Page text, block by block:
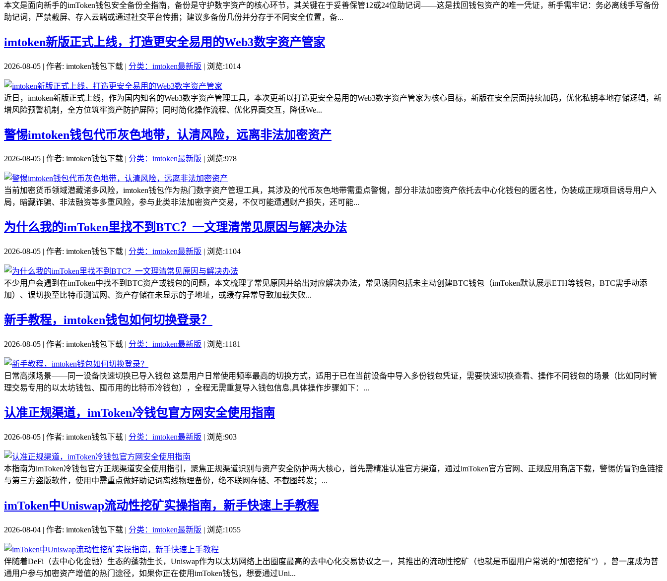
本文是面向新手的imToken钱包安全备份全指南，备份是守护数字资产的核心环节，其关键在于妥善保管12或24位助记词——这是找回钱包资产的唯一凭证，新手需牢记：务必离线手写备份
助记词，严禁截屏、存入云端或通过社交平台传播；建议多备份几份并分存于不同安全位置，备...
imtoken新版正式上线，打造更安全易用的Web3数字资产管家
2026-08-05 | 作者: imtoken钱包下载 | 分类：imtoken最新版 | 浏览:1014
近日，imtoken新版正式上线，作为国内知名的Web3数字资产管理工具，本次更新以打造更安全易用的Web3数字资产管家为核心目标，新版在安全层面持续加码，优化私钥本地存储逻辑，新
增风险预警机制，全方位筑牢资产防护屏障；同时简化操作流程、优化界面交互，降低We...
警惕imtoken钱包代币灰色地带，认清风险，远离非法加密资产
2026-08-05 | 作者: imtoken钱包下载 | 分类：imtoken最新版 | 浏览:978
当前加密货币领域潜藏诸多风险，imtoken钱包作为热门数字资产管理工具，其涉及的代币灰色地带需重点警惕，部分非法加密资产依托去中心化钱包的匿名性，伪装成正规项目诱导用户入
局，暗藏诈骗、非法融资等多重风险，参与此类非法加密资产交易，不仅可能遭遇财产损失，还可能...
为什么我的imToken里找不到BTC？一文理清常见原因与解决办法
2026-08-05 | 作者: imtoken钱包下载 | 分类：imtoken最新版 | 浏览:1104
不少用户会遇到在imToken中找不到BTC资产或钱包的问题，本文梳理了常见原因并给出对应解决办法，常见诱因包括未主动创建BTC钱包（imToken默认展示ETH等钱包，BTC需手动添
加）、误切换至比特币测试网、资产存储在未显示的子地址，或缓存异常导致加载失败...
新手教程，imtoken钱包如何切换登录？
2026-08-05 | 作者: imtoken钱包下载 | 分类：imtoken最新版 | 浏览:1181
日常高频场景——同一设备快速切换已导入钱包 这是用户日常使用频率最高的切换方式，适用于已在当前设备中导入多份钱包凭证，需要快速切换查看、操作不同钱包的场景（比如同时管
理交易专用的以太坊钱包、囤币用的比特币冷钱包），全程无需重复导入钱包信息,具体操作步骤如下：...
认准正规渠道，imToken冷钱包官方网安全使用指南
2026-08-05 | 作者: imtoken钱包下载 | 分类：imtoken最新版 | 浏览:903
本指南为imToken冷钱包官方正规渠道安全使用指引，聚焦正规渠道识别与资产安全防护两大核心，首先需精准认准官方渠道，通过imToken官方官网、正规应用商店下载，警惕仿冒钓鱼链接
与第三方盗版软件，使用中需重点做好助记词离线物理备份，绝不联网存储、不截图转发；...
imToken中Uniswap流动性挖矿实操指南，新手快速上手教程
2026-08-04 | 作者: imtoken钱包下载 | 分类：imtoken最新版 | 浏览:1055
伴随着DeFi（去中心化金融）生态的蓬勃生长，Uniswap作为以太坊网络上出圈度最高的去中心化交易协议之一，其推出的流动性挖矿（也就是币圈用户常说的“加密挖矿”），曾一度成为普
通用户参与加密资产增值的热门途径，如果你正在使用imToken钱包，想要通过Uni...